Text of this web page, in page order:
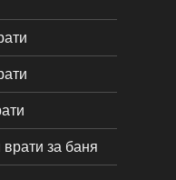
за баня